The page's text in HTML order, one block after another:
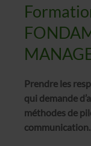
Prendre les
qui demande
méthodes de
communication.